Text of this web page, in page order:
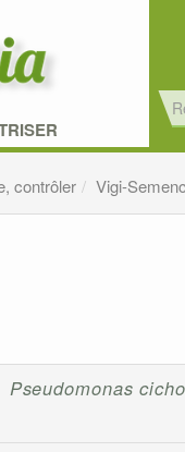
contrôler Vigi-
Pseudomonas